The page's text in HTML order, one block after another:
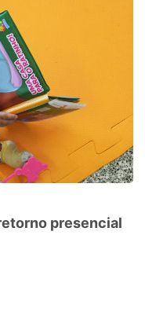
presencial